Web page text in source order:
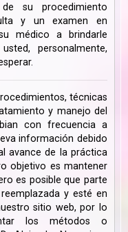
su procedimiento
y un examen en
médico a brindarle
personalmente,
técnicas
y manejo del
con frecuencia a
información debido
avance de la práctica
objetivo es mantener
es posible que parte
y esté en
sitio web, por lo
los métodos o